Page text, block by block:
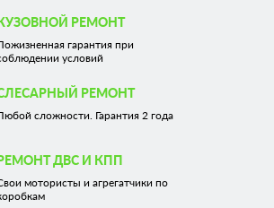
РЕМОНТ
гарантия при
условий
РЕМОНТ
сложности. Гарантия 2 года
ДВС И КПП
мотористы и агрегатчики по